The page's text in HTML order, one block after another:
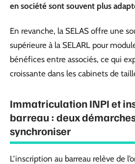
en société sont souvent plus
En revanche, la SELAS offre une
supérieure à la SELARL pour
bénéfices entre associés, ce qui
croissante dans les cabinets de
Immatriculation INPI et
barreau : deux
synchroniser
L’inscription au barreau relève de